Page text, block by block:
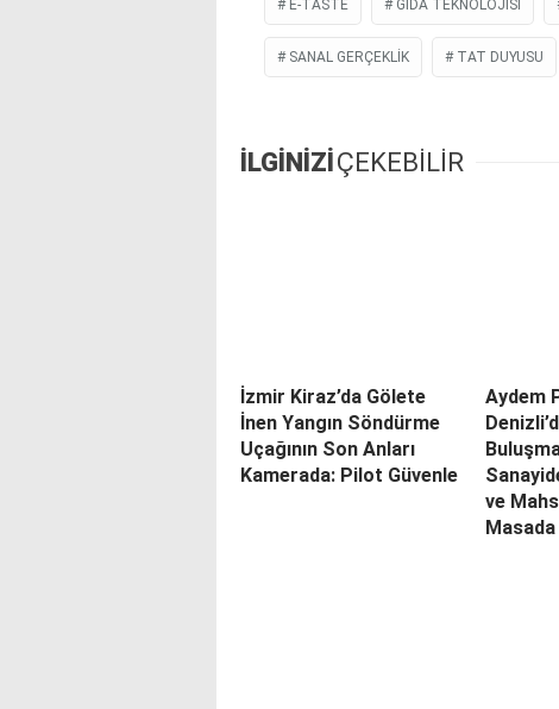
E-TASTE GIDA TEKNOLOJISI
SANAL GERÇEKLIK TAT DUYUSU
İLGİNİZİÇEKEBİLİR
İzmir Kiraz’da Gölete
İnen Yangın Söndürme
Uçağının Son Anları
Kamerada: Pilot Güvenle
Aydem
ve
Masada